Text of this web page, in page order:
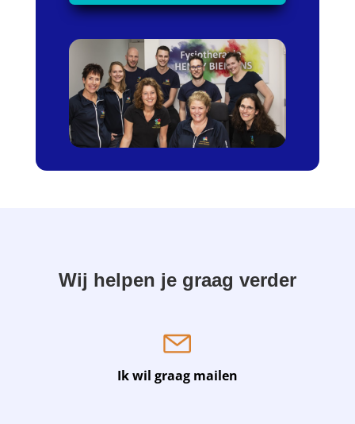
Wij helpen je graag verder
Ik wil graag mailen